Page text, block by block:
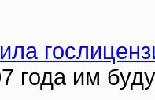
года им